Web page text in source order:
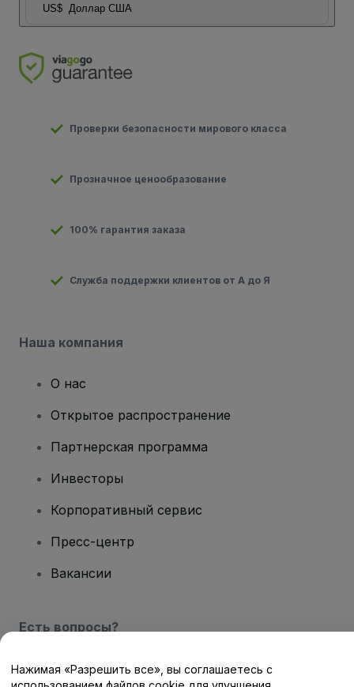
US$ Доллар США
Проверки безопасности мирового класса
Прозначное ценообразование
100% гарантия заказа
Служба поддержки клиентов от А до Я
Наша компания
О нас
Открытое распространение
Партнерская программа
Инвесторы
Корпоративный сервис
Пресс-центр
Вакансии
Есть вопросы?
Центр помощи / Свяжитесь с нами
Нажимая «Разрешить все», вы соглашаетесь с